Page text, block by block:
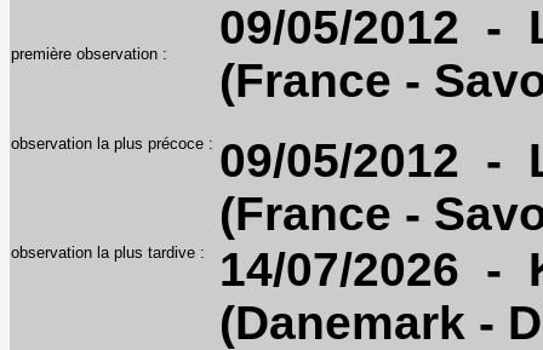
première observation :
09/05/2012 -
(France -
observation la plus précoce : 09/05/2012 -
(France -
observation la plus tardive :
14/07/2026 -
(Danemark -